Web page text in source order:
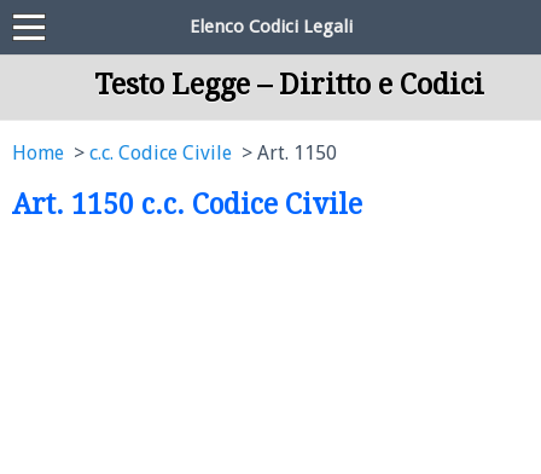
Elenco Codici Legali
Testo Legge – Diritto e Codici
Home c.c. Codice Civile Art. 1150
Art. 1150 c.c. Codice Civile